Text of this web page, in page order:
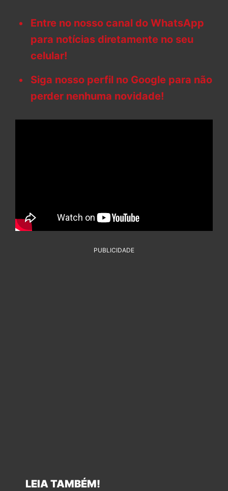
Entre no nosso canal do WhatsApp
para notícias diretamente no seu
celular!
Siga nosso perfil no Google para não
perder nenhuma novidade!
PUBLICIDADE
LEIA TAMBÉM!